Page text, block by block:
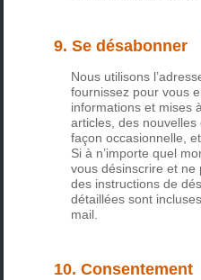
9. Se désabonner
Nous utilisons
fournissez pour vous
informations et mises
articles, des
façon occasionnelle,
Si à n’importe quel
vous désinscrire et ne
des instructions de
détaillées sont
mail.
10. Consentement